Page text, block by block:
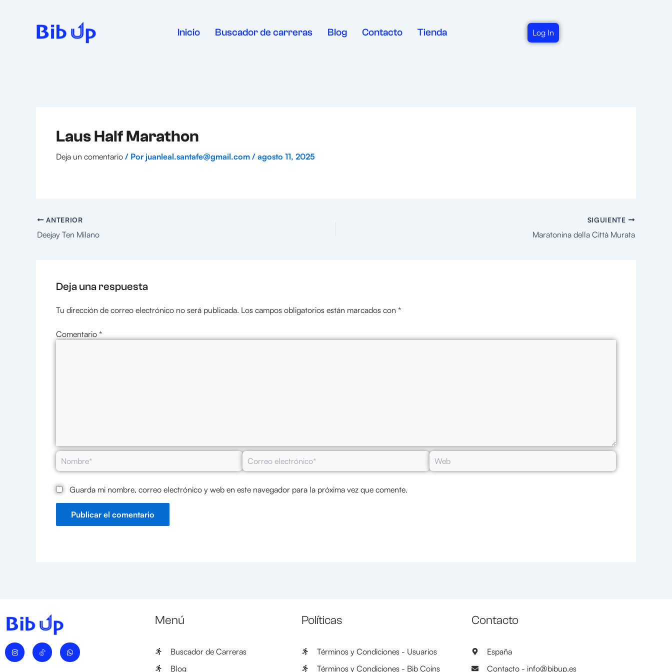
Inicio Buscador de carreras Blog Contacto Tienda Log In
Laus Half Marathon
Deja un comentario / Por juanleal.santafe@gmail.com / agosto 11, 2025
ANTERIOR
Deejay Ten Milano
SIGUIENTE
Maratonina della Città Murata
Deja una respuesta
Tu dirección de correo electrónico no será publicada. Los campos obligatorios están marcados con *
Comentario *
Nombre*
Correo
electrónico*
Web
Guarda mi nombre, correo electrónico y web en este navegador para la próxima vez que comente.
I
n
W
h
Menú
Buscador de Carreras
Blog
Políticas
Términos y Condiciones - Usuarios
Términos y Condiciones - Bib Coins
Contacto
España
Contacto - info@bibup.es